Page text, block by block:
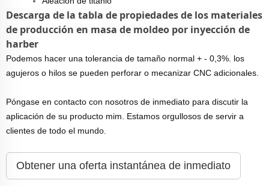
Descarga de la tabla de propiedades de los materiales
de producción en masa de moldeo por inyección de
harber
Podemos hacer una tolerancia de tamaño normal + - 0,3%. los
agujeros o hilos se pueden perforar o mecanizar CNC adicionales.
Póngase en contacto con nosotros de inmediato para discutir la
aplicación de su producto mim. Estamos orgullosos de servir a
clientes de todo el mundo.
Obtener una oferta instantánea de inmediato